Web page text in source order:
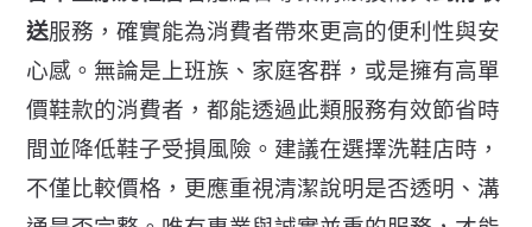
送服務，確實能為消費者帶來更高的便利性與安
心感。無論是上班族、 家庭客群，或是擁有高單
價鞋款的消費者，都能透過此類服務有效節省時
間並降低鞋子受損風險。 建議在選擇洗鞋店時，
不僅比較價格，更應重視清潔說明是否透明、 溝